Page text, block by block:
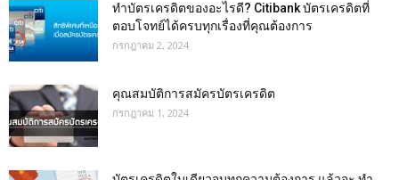
ทำบัตรเครดิตของอะไรดี? Citibank บัตรเครดิตที่
ตอบโจทย์ได้ครบทุกเรื่องที่คุณต้องการ
กรกฎาคม 2, 2024
คุณสมบัติการสมัครบัตรเครดิต
กรกฎาคม 1, 2024